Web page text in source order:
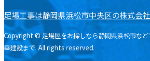
足場工事は静岡県浜松市中央区の株式会
Copyright © 足場屋をお探しなら静岡県浜松市な
幸建設まで. All rights reserved.